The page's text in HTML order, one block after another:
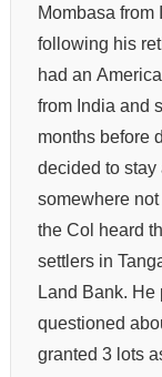
Mombasa from
following his
had an
from India and
months before
decided to stay
somewhere
the Col heard
settlers in
Land Bank.
questioned
granted 3 lots